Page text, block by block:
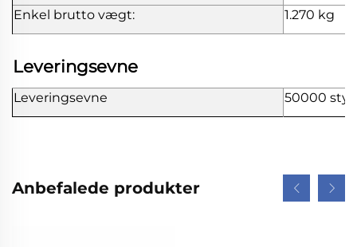
Enkel brutto vægt:
1.270 kg
Leveringsevne
Leveringsevne 50000
Anbefalede produkter